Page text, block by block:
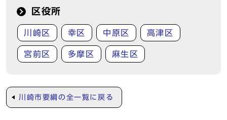
区役所
川崎区 幸区 中原区 高津区
宮前区 多摩区 麻生区
川崎市要綱の全一覧に戻る